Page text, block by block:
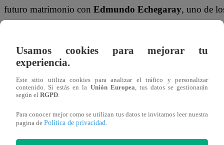
futuro matrimonio con Edmundo Echegaray, uno de
“Tengo una garantía muy importante: mi futuro
con firmeza. Pero su argumento no convence del todo.
que pueda cerrar un trato de ese nivel, dejando en el
de ayudarla.
¡No te olvides de unirte a nuestro
Usamos cookies para mejorar tu
experiencia.
Este sitio utiliza cookies para analizar el tráfico y personalizar
contenido. Si estás en la Unión Europea, tus datos se gestionarán
según el RGPD.
Para conocer mejor como se utilizan tus datos te invitamos leer nuestra
pagina de Política de privacidad.